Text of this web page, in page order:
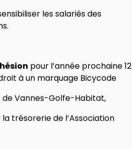
les salariés des
pour l’année prochaine 12
à un marquage Bicycode
de Vannes-Golfe-Habitat,
trésorerie de l’Association